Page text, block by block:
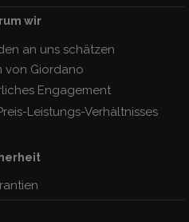
wir
an uns schätzen
von Giordano
Engagement
Leistungs-Verhàltnisses